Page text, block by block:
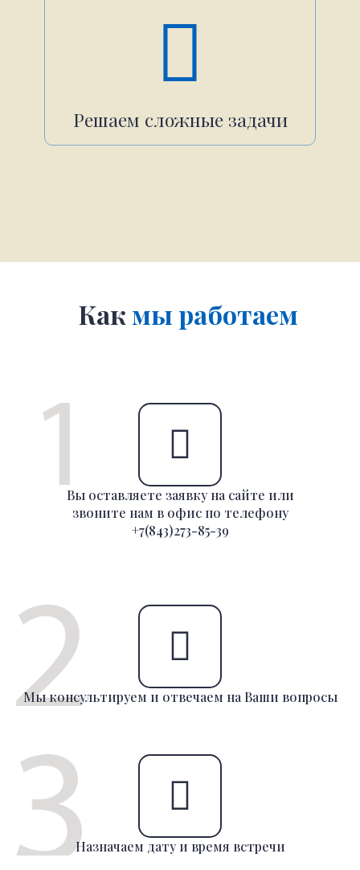
Решаем сложные задачи
Какмы работаем
Вы оставляете заявку на сайте или
звоните нам в офис по телефону
+7(843)273-85-39
Мы консультируем и отвечаем на Ваши вопросы
Назначаем дату и время встречи